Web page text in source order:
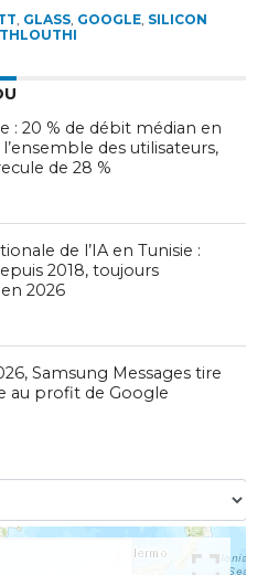
GLASS, GOOGLE, SILICON
: 20 % de débit médian en
des utilisateurs,
de 28 %
de l’IA en Tunisie :
2018, toujours
2026
Samsung Messages tire
au profit de Google